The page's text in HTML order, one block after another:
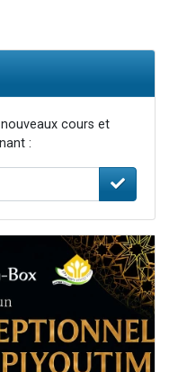
cours et
: